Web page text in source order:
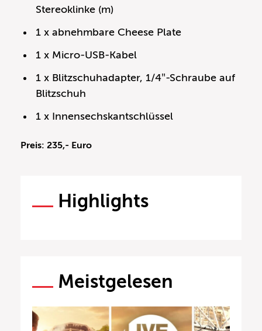
Stereoklinke (m)
1 x abnehmbare Cheese Plate
1 x Micro-USB-Kabel
1 x Blitzschuhadapter, 1/4″-Schraube auf
Blitzschuh
1 x Innensechskantschlüssel
Preis: 235,- Euro
Highlights
Meistgelesen